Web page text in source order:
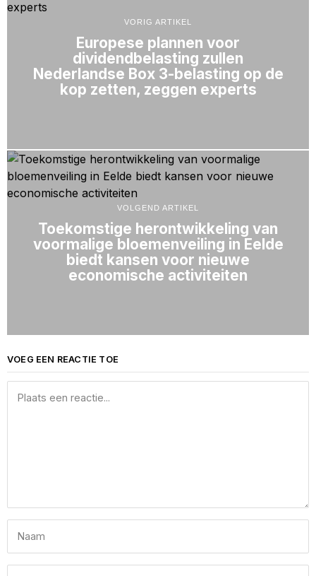
VORIG ARTIKEL
Europese plannen voor
dividendbelasting zullen
Nederlandse Box 3-belasting op de
kop zetten, zeggen experts
VOLGEND ARTIKEL
Toekomstige herontwikkeling van
voormalige bloemenveiling in Eelde
biedt kansen voor nieuwe
economische activiteiten
VOEG EEN REACTIE TOE